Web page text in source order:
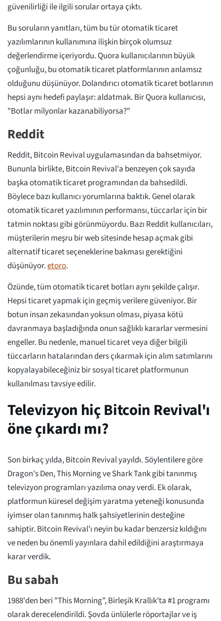
güvenilirliği ile ilgili sorular ortaya çıktı.
Bu soruların yanıtları, tüm bu tür otomatik ticaret
yazılımlarının kullanımına ilişkin birçok olumsuz
değerlendirme içeriyordu. Quora kullanıcılarının büyük
çoğunluğu, bu otomatik ticaret platformlarının anlamsız
olduğunu düşünüyor. Dolandırıcı otomatik ticaret botlarının
hepsi aynı hedefi paylaşır: aldatmak. Bir Quora kullanıcısı,
"Botlar milyonlar kazanabiliyorsa?"
Reddit
Reddit, Bitcoin Revival uygulamasından da bahsetmiyor.
Bununla birlikte, Bitcoin Revival'a benzeyen çok sayıda
başka otomatik ticaret programından da bahsedildi.
Böylece bazı kullanıcı yorumlarına baktık. Genel olarak
otomatik ticaret yazılımının performansı, tüccarlar için bir
tatmin noktası gibi görünmüyordu. Bazı Reddit kullanıcıları,
müşterilerin meşru bir web sitesinde hesap açmak gibi
alternatif ticaret seçeneklerine bakması gerektiğini
düşünüyor.etoro.
Özünde, tüm otomatik ticaret botları aynı şekilde çalışır.
Hepsi ticaret yapmak için geçmiş verilere güveniyor. Bir
botun insan zekasından yoksun olması, piyasa kötü
davranmaya başladığında onun sağlıklı kararlar vermesini
engeller. Bu nedenle, manuel ticaret veya diğer bilgili
tüccarların hatalarından ders çıkarmak için alım satımlarını
kopyalayabileceğiniz bir sosyal ticaret platformunun
kullanılması tavsiye edilir.
Televizyon hiç Bitcoin Revival'ı
öne çıkardı mı?
Son birkaç yılda, Bitcoin Revival yayıldı. Söylentilere göre
Dragon's Den, This Morning ve Shark Tank gibi tanınmış
televizyon programları yazılıma onay verdi. Ek olarak,
platformun küresel değişim yaratma yeteneği konusunda
iyimser olan tanınmış halk şahsiyetlerinin desteğine
sahiptir. Bitcoin Revival'ı neyin bu kadar benzersiz kıldığını
ve neden bu önemli yayınlara dahil edildiğini araştırmaya
karar verdik.
Bu sabah
1988'den beri "This Morning", Birleşik Krallık'ta #1 programı
olarak derecelendirildi. Şovda ünlülerle röportajlar ve iş